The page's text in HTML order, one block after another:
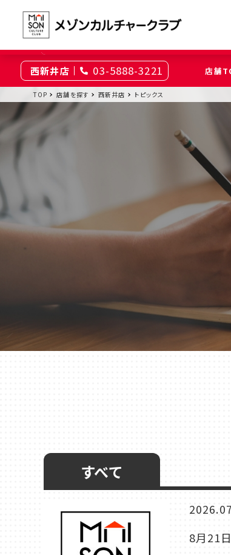
東京
綾瀬 大井町
相模原
（相模原市南区）
埼玉
浦和
西新井店 03-5888-3221 店舗
TOP 店舗を探す 西新井店 トピックス
すべて
8月21